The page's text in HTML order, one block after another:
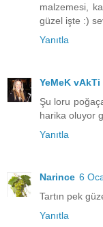
malzemesi,
güzel işte :)
Yanıtla
YeMeK vAkTi
Şu loru
harika oluyor
Yanıtla
Narince 6
Tartın pek
Yanıtla